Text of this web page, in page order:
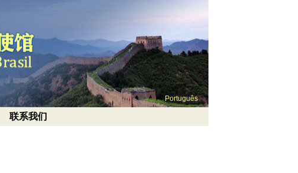
Português
联系我们